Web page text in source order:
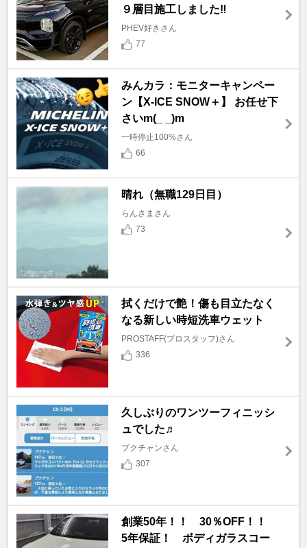
９層目施工しました‼️
PHEV好きさん
77
みんカラ：モニターキャンペー
ン【X-ICE SNOW＋】 お任せ下
さいm(_ _)m
一時停止100%さん
66
晴れ（無職129日目）
らんさまさん
73
拭くだけで艶！傷も目立たなく
なる新しい時短洗車ウェット
PROSTAFF(プロスタッフ)さん
336
久しぶりのワンツーフィニッシ
ュでした♬
ブクチャンさん
307
創業50年！！ 30％OFF！！
5年保証！ ボディガラスコー